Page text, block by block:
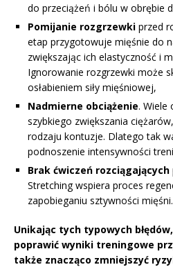
do przeciążeń i bólu w obrębie
Pomijanie rozgrzewki przed
etap przygotowuje mięśnie do
zwiększając ich elastyczność i
Ignorowanie rozgrzewki może
osłabieniem siły mięśniowej,
Nadmierne obciążenie. Wiele
szybkiego zwiększania
rodzaju kontuzje. Dlatego tak
podnoszenie intensywności
Brak ćwiczeń rozciągających
Stretching wspiera proces
zapobieganiu sztywności mięśni.
Unikając tych typowych
poprawić wyniki treningowe
także znacząco zmniejszyć